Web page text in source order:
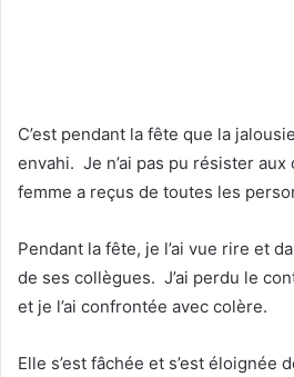
C’est pendant la fête que la
envahi. Je n’ai pas pu résister
femme a reçus de toutes les
Pendant la fête, je l’ai vue rire et
de ses collègues. J’ai perdu le
et je l’ai confrontée avec colère.
Elle s’est fâchée et s’est éloignée